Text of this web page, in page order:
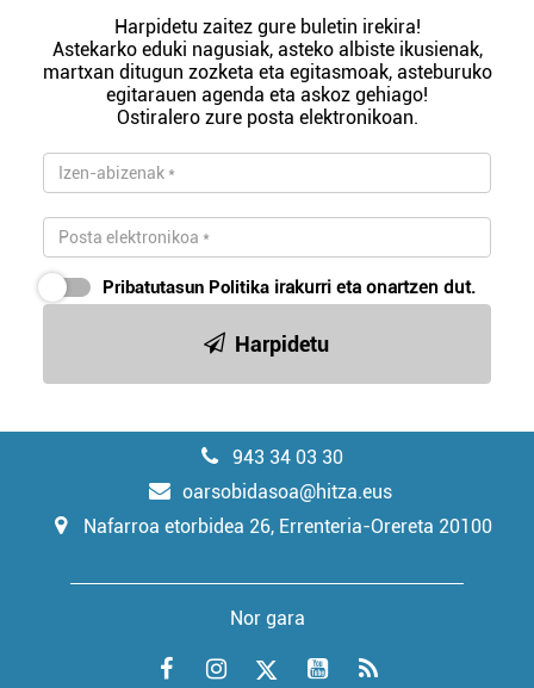
Harpidetu zaitez gure buletin irekira!
Astekarko eduki nagusiak, asteko albiste ikusienak,
martxan ditugun zozketa eta egitasmoak, asteburuko
egitarauen agenda eta askoz gehiago!
Ostiralero zure posta elektronikoan.
Pribatutasun Politika irakurri eta onartzen dut.
Harpidetu
943 34 03 30
oarsobidasoa@hitza.eus
Nafarroa etorbidea 26, Errenteria-Orereta 20100
Nor gara